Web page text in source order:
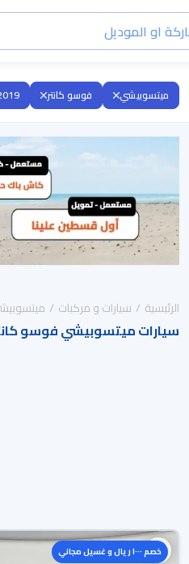
ميتسوبيشي فوسو كانتر
الرئيسية سيارات و مركبات
سيارات ميتسوبيشي فوسو كانتر 2019 للبيع في
خصم ١٠٠٠ ريال و غسيل مجاني